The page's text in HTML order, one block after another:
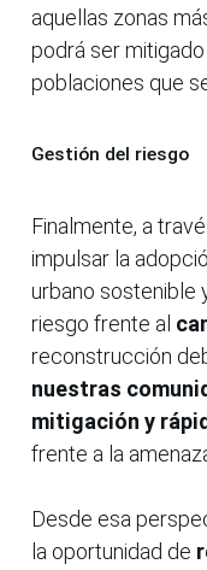
aquellas zonas
podrá ser
poblaciones que
Gestión del riesgo
Finalmente, a
impulsar la
urbano sostenible
riesgo frente al
reconstrucción
nuestras
mitigación y
frente a la
Desde esa
la oportunidad de